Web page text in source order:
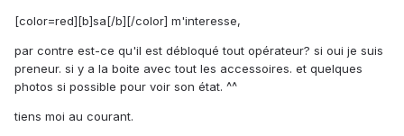
[color=red][b]sa[/b][/color] m'interesse,
par contre est-ce qu'il est débloqué tout opérateur? si oui je suis
preneur. si y a la boite avec tout les accessoires. et quelques
photos si possible pour voir son état. ^^
tiens moi au courant.